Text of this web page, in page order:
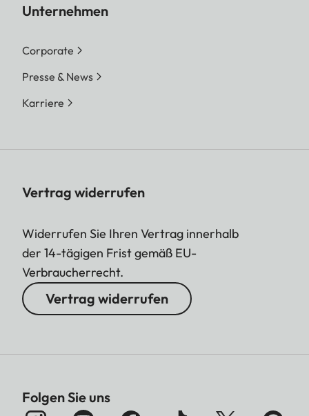
Unternehmen
Corporate
Presse & News
Karriere
Vertrag widerrufen
Widerrufen Sie Ihren Vertrag innerhalb
der 14-tägigen Frist gemäß EU-
Verbraucherrecht.
Vertrag widerrufen
Folgen Sie uns